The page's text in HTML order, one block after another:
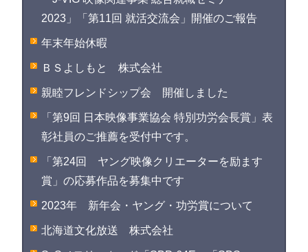
2023」「第11回 就活交流会」開催のご報告
年末年始休暇
ＢＳよしもと 株式会社
親睦フレンドシップ会 開催しました
「第9回 日本映像事業協会 特別功労会長賞」表
彰社員のご推薦を受付中です。
「第24回 ヤング映像クリエーターを励ます
賞」の応募作品を募集中です
2023年 新年会・ヤング・功労賞について
北海道文化放送 株式会社